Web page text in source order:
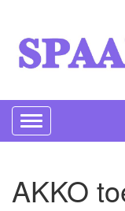
Toggle
navigation
AKKO